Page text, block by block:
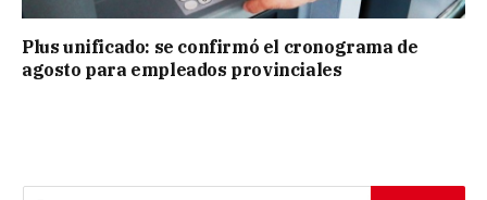
Plus unificado: se confirmó el cronograma de
agosto para empleados provinciales